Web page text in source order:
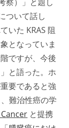
ついて話し
いた KRAS 阻
となっていま
ですが、今後
と語った。ホ
要であると強
難治性癌の学
Cancer と提携